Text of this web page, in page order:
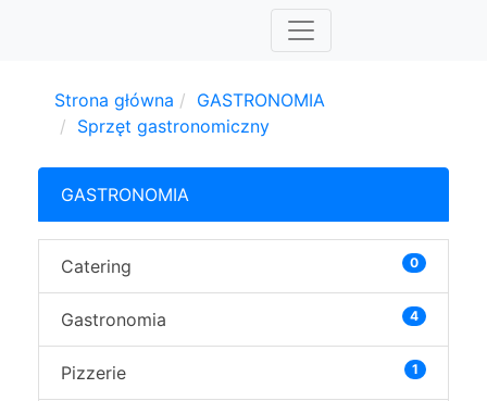
Strona główna
GASTRONOMIA
Sprzęt gastronomiczny
GASTRONOMIA
0
Catering
4
Gastronomia
1
Pizzerie